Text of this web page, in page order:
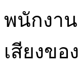
พนักงา
เสียงข